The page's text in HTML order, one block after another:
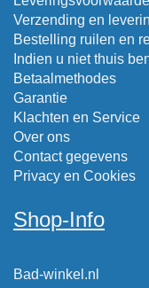
Verzending en
Bestelling ruilen en
Indien u niet thuis
Betaalmethodes
Garantie
Klachten en Service
Over ons
Contact gegevens
Privacy en Cookies
Shop-Info
Bad-winkel.nl